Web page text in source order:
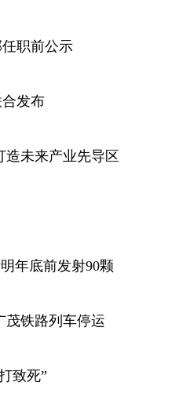
职前公示
发布
未来产业先导区
年底前发射90颗
茂铁路列车停运
致死”